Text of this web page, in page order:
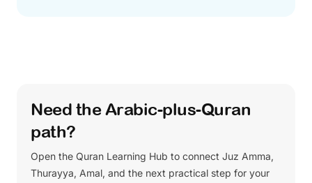
Need the Arabic-plus-Quran
path?
Open the Quran Learning Hub to connect Juz Amma,
Thurayya, Amal, and the next practical step for your